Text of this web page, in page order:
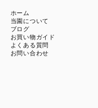
ホーム
当園について
ブログ
お買い物ガイド
よくある質問
お問い合わせ